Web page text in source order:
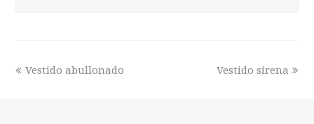
Vestido abullonado Vestido sirena